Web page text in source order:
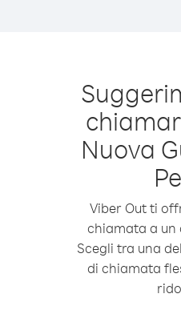
Nuova
Viber Out ti
chiamata a un
Scegli tra una
di chiamata